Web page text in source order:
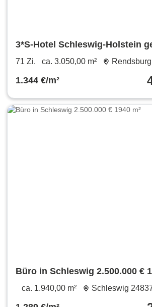
3*S-Hotel Schleswig-Holstein
Ausstattung, 145 Betten,
71 Zi. ca. 3.050,00 m²
1.344 €/m²
Büro in Schleswig 2.500.000 €
ca. 1.940,00 m² Schleswig